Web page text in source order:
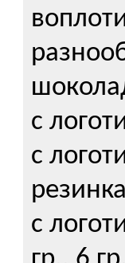
с
с
с